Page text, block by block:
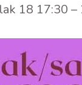
18 17:30 –